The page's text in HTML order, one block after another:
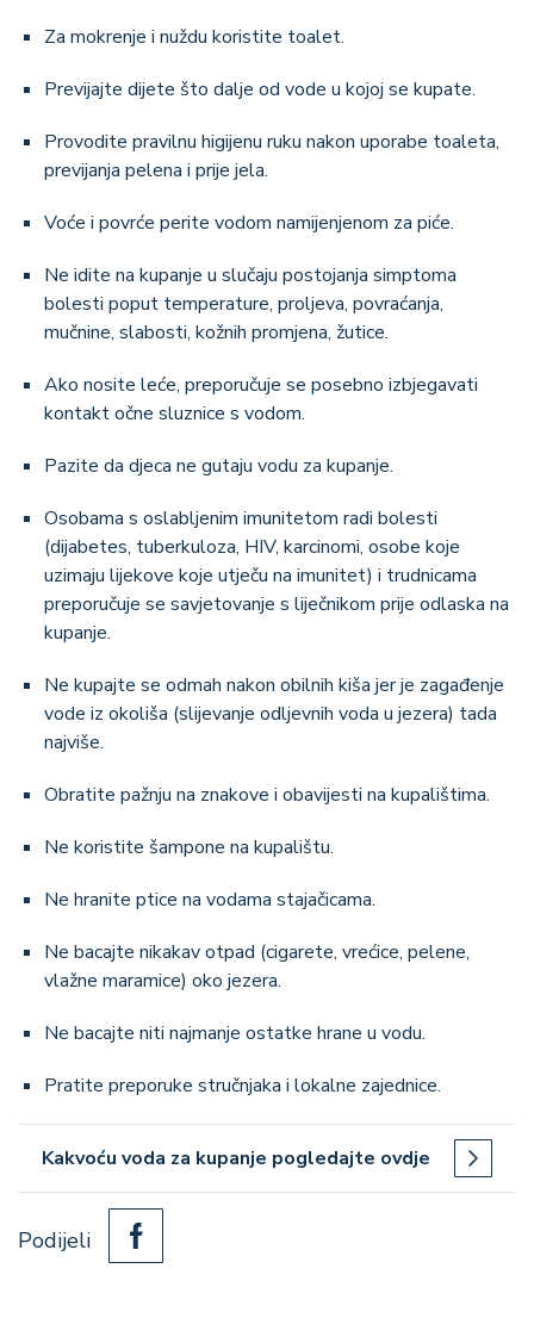
Za mokrenje i nuždu koristite toalet.
Previjajte dijete što dalje od vode u kojoj se kupate.
Provodite pravilnu higijenu ruku nakon uporabe toaleta,
previjanja pelena i prije jela.
Voće i povrće perite vodom namijenjenom za piće.
Ne idite na kupanje u slučaju postojanja simptoma
bolesti poput temperature, proljeva, povraćanja,
mučnine, slabosti, kožnih promjena, žutice.
Ako nosite leće, preporučuje se posebno izbjegavati
kontakt očne sluznice s vodom.
Pazite da djeca ne gutaju vodu za kupanje.
Osobama s oslabljenim imunitetom radi bolesti
(dijabetes, tuberkuloza, HIV, karcinomi, osobe koje
uzimaju lijekove koje utječu na imunitet) i trudnicama
preporučuje se savjetovanje s liječnikom prije odlaska na
kupanje.
Ne kupajte se odmah nakon obilnih kiša jer je zagađenje
vode iz okoliša (slijevanje odljevnih voda u jezera) tada
najviše.
Obratite pažnju na znakove i obavijesti na kupalištima.
Ne koristite šampone na kupalištu.
Ne hranite ptice na vodama stajačicama.
Ne bacajte nikakav otpad (cigarete, vrećice, pelene,
vlažne maramice) oko jezera.
Ne bacajte niti najmanje ostatke hrane u vodu.
Pratite preporuke stručnjaka i lokalne zajednice.
Kakvoću voda za kupanje pogledajte ovdje
Podijeli